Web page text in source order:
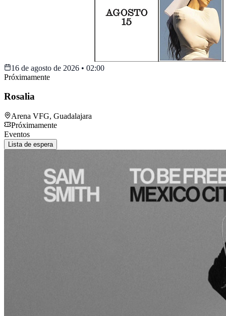
16 de agosto de 2026 • 02:00
Próximamente
Rosalia
Arena VFG, Guadalajara
Próximamente
Eventos
Lista de espera